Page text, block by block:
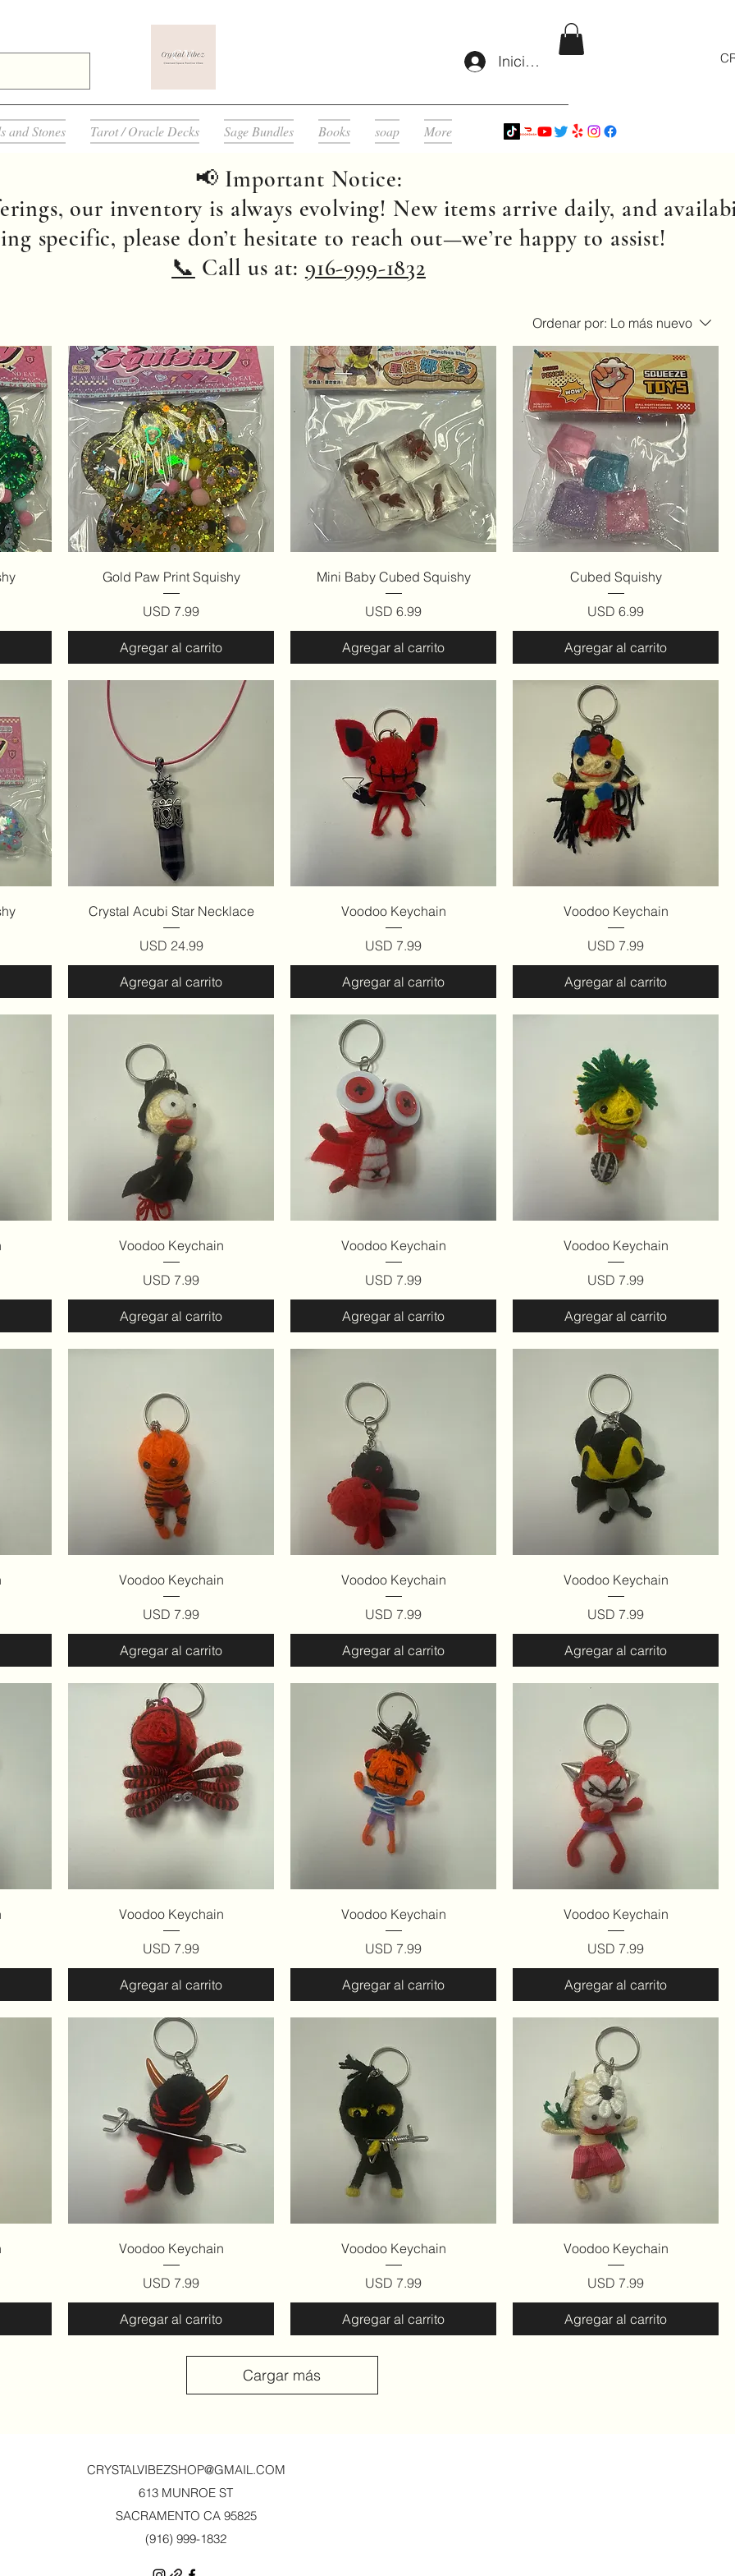
Iniciar sesión
and Stones Tarot / Oracle Decks Sage Bundles Books soap More
Ordenar por: Lo más nuevo
Vista rápida
Gold Paw Print Squishy
Precio
USD 7.99
Agregar al carrito
Vista rápida
Mini Baby Cubed Squishy
Precio
USD 6.99
Agregar al carrito
Vista rápida
Cubed Squishy
Precio
USD 6.99
Agregar al carrito
Vista rápida
Crystal Acubi Star Necklace
Precio
USD 24.99
Agregar al carrito
Vista rápida
Voodoo Keychain
Precio
USD 7.99
Agregar al carrito
Vista rápida
Voodoo Keychain
Precio
USD 7.99
Agregar al carrito
Vista rápida
Voodoo Keychain
Precio
USD 7.99
Agregar al carrito
Vista rápida
Voodoo Keychain
Precio
USD 7.99
Agregar al carrito
Vista rápida
Voodoo Keychain
Precio
USD 7.99
Agregar al carrito
Vista rápida
Voodoo Keychain
Precio
USD 7.99
Agregar al carrito
Vista rápida
Voodoo Keychain
Precio
USD 7.99
Agregar al carrito
Vista rápida
Voodoo Keychain
Precio
USD 7.99
Agregar al carrito
Vista rápida
Voodoo Keychain
Precio
USD 7.99
Agregar al carrito
Vista rápida
Voodoo Keychain
Precio
USD 7.99
Agregar al carrito
Vista rápida
Voodoo Keychain
Precio
USD 7.99
Agregar al carrito
Vista rápida
Voodoo Keychain
Precio
USD 7.99
Agregar al carrito
Vista rápida
Voodoo Keychain
Precio
USD 7.99
Agregar al carrito
Vista rápida
Voodoo Keychain
Precio
USD 7.99
Agregar al carrito
Cargar más
📢 Important Notice:
our inventory is always evolving! New items arrive daily, and
specific, please don’t hesitate to reach out—we’re happy to assist!
📞 Call us at: 916-999-1832
CRYSTALVIBEZSHOP@GMAIL.COM
613 MUNROE ST
SACRAMENTO CA 95825
(916) 999-1832‬